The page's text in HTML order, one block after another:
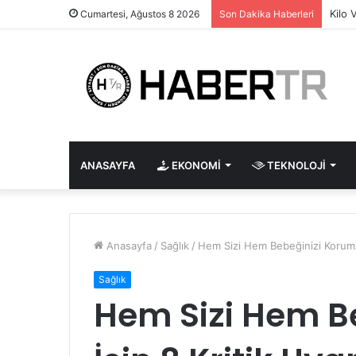
Cumartesi, Ağustos 8 2026 Son Dakika Haberleri Kilo
ANASAYFA EKONOMI TEKNOLOJI
Anasayfa / Sağlık / Hem Sizi Hem Bebeğinizi
Sağlık
Hem Sizi Hem